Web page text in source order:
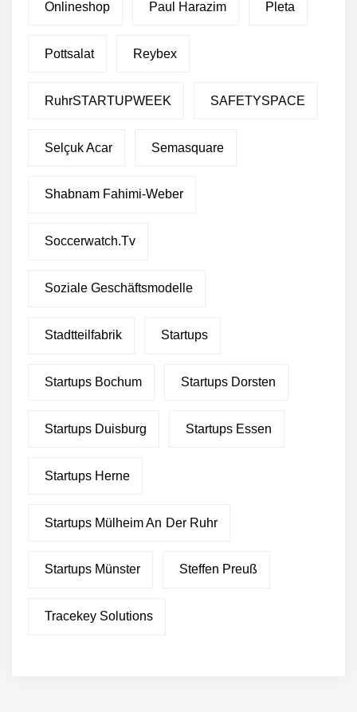
Onlineshop Paul Harazim Pleta
Pottsalat Reybex
RuhrSTARTUPWEEK SAFETYSPACE
Selçuk Acar Semasquare
Shabnam Fahimi-Weber
Soccerwatch.tv
Soziale Geschäftsmodelle
Stadtteilfabrik Startups
Startups Bochum Startups Dorsten
Startups Duisburg Startups Essen
Startups Herne
Startups Mülheim An Der Ruhr
Startups Münster Steffen Preuß
Tracekey Solutions